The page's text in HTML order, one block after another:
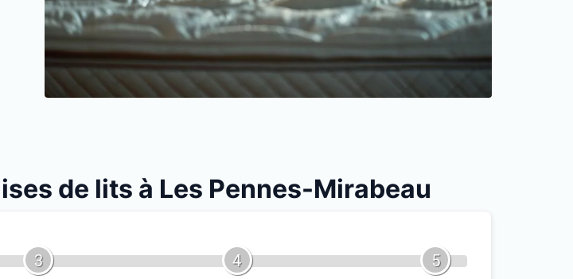
de lits à Les Pennes-Mirabeau
3 4 5